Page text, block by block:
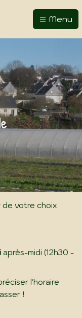
Menu
de votre choix
après-midi (12h30 -
l'horaire
!